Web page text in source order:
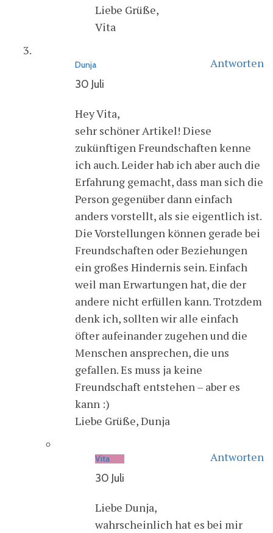
Liebe Grüße,
Vita
Dunja
30 Juli
Antworten
Hey Vita,
sehr schöner Artikel! Diese
zukünftigen Freundschaften kenne
ich auch. Leider hab ich aber auch die
Erfahrung gemacht, dass man sich die
Person gegenüber dann einfach
anders vorstellt, als sie eigentlich ist.
Die Vorstellungen können gerade bei
Freundschaften oder Beziehungen
ein großes Hindernis sein. Einfach
weil man Erwartungen hat, die der
andere nicht erfüllen kann. Trotzdem
denk ich, sollten wir alle einfach
öfter aufeinander zugehen und die
Menschen ansprechen, die uns
gefallen. Es muss ja keine
Freundschaft entstehen – aber es
kann :)
Liebe Grüße, Dunja
Vita
30 Juli
Antworten
Liebe Dunja,
wahrscheinlich hat es bei mir